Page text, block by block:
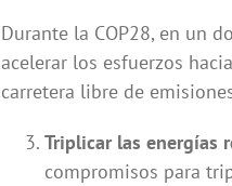
Durante la COP28, en un
acelerar los esfuerzos
carretera libre de
Triplicar las energías
compromisos para